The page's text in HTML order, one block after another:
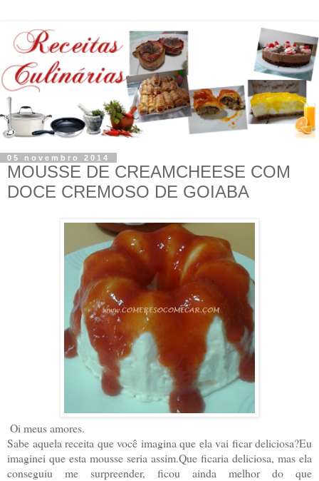
05 novembro 2014
MOUSSE DE CREAMCHEESE COM
DOCE CREMOSO DE GOIABA
Oi meus amores.
Sabe aquela receita que você imagina que ela vai ficar deliciosa?Eu
imaginei que esta mousse seria assim.Que ficaria deliciosa, mas ela
conseguiu me surpreender, ficou ainda melhor do que